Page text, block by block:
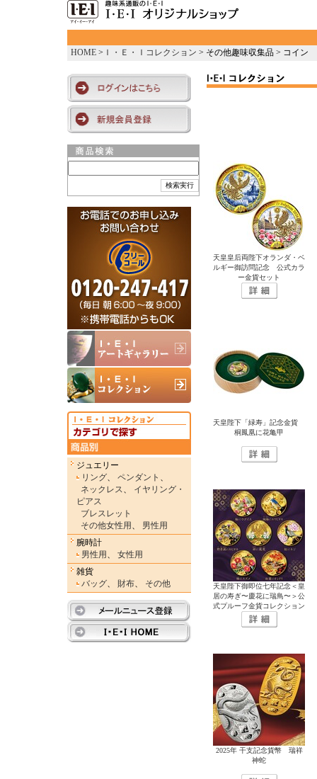
HOME > Ｉ・Ｅ・Ｉコレクション > その他趣味収集品 > コイン
ジュエリー
リング、 ペンダント 、
ネックレス、
イヤリング・
ピアス
ブレスレット
その他女性用 、
男性用
腕時計
男性用 、
女性用
雑貨
バッグ、 財布、 その他
天皇皇后両陛下オランダ・ベ
ルギー御訪問記念 公式カラ
ー金貨セット
天皇陛下「緑寿」記念金貨
桐鳳凰に花亀甲
天皇陛下御即位七年記念＜皇
居の寿ぎ〜慶花に瑞鳥〜＞公
式プルーフ金貨コレクション
2025年 干支記念貨幣 瑞祥
神蛇